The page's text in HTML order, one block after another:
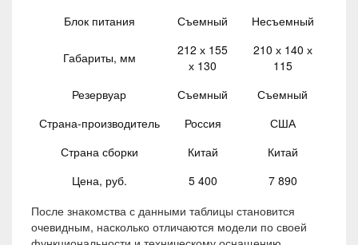
Блок питания
Съемный Несъемный
Габариты, мм
212 х 155
х 130
210 х 140 х
115
Резервуар
Съемный
Съемный
Страна-производитель
Россия
США
Страна сборки
Китай
Китай
Цена, руб.
5 400
7 890
После знакомства с данными таблицы становится
очевидным, насколько отличаются модели по своей